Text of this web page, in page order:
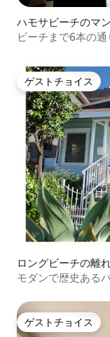
ハモサビーチのマ
ビーチまで6本の
ゲストチョイス
ゲストチョイス
ロングビーチの離
モダンで歴史ある
ゲストチョイス
ゲストチョイス